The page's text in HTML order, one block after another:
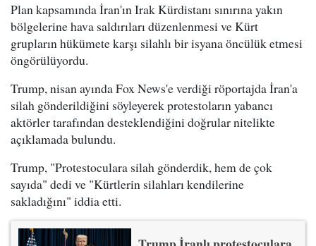
Plan kapsamında İran'ın Irak Kürdistanı sınırına yakın
bölgelerine hava saldırıları düzenlenmesi ve Kürt
grupların hükümete karşı silahlı bir isyana öncülük etmesi
öngörülüyordu.
Trump, nisan ayında Fox News'e verdiği röportajda İran'a
silah gönderildiğini söyleyerek protestoların yabancı
aktörler tarafından desteklendiğini doğrular nitelikte
açıklamada bulundu.
Trump, "Protestoculara silah gönderdik, hem de çok
sayıda" dedi ve "Kürtlerin silahları kendilerine
sakladığını" iddia etti.